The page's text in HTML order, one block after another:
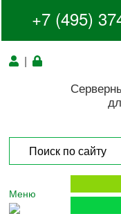
+7 (495)
|
Меню